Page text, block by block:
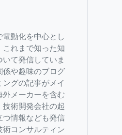
動化を中心とし
れまで知った知
て発信していま
や趣味のブログ
グの記事がメイ
外メーカーを含む
術開発会社の起
情報なども発信
術コンサルティン